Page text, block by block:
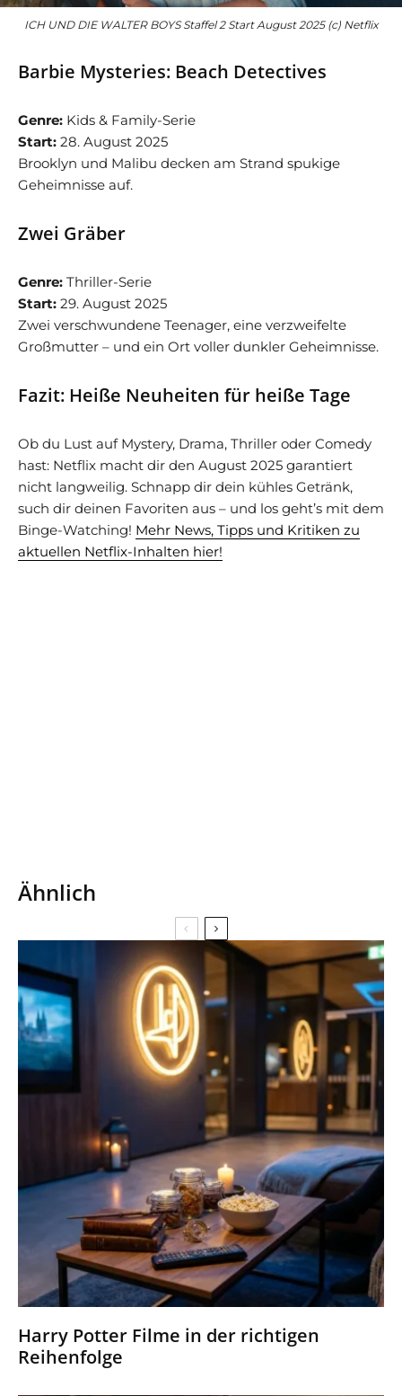
ICH UND DIE WALTER BOYS Staffel 2 Start August 2025 (c) Netflix
Barbie Mysteries: Beach Detectives
Genre: Kids & Family-Serie
Start: 28. August 2025
Brooklyn und Malibu decken am Strand spukige
Geheimnisse auf.
Zwei Gräber
Genre: Thriller-Serie
Start: 29. August 2025
Zwei verschwundene Teenager, eine verzweifelte
Großmutter – und ein Ort voller dunkler Geheimnisse.
Fazit: Heiße Neuheiten für heiße Tage
Ob du Lust auf Mystery, Drama, Thriller oder Comedy
hast: Netflix macht dir den August 2025 garantiert
nicht langweilig. Schnapp dir dein kühles Getränk,
such dir deinen Favoriten aus – und los geht’s mit dem
Binge-Watching! Mehr News, Tipps und Kritiken zu
aktuellen Netflix-Inhalten hier!
Ähnlich
Harry Potter Filme in der richtigen
Reihenfolge